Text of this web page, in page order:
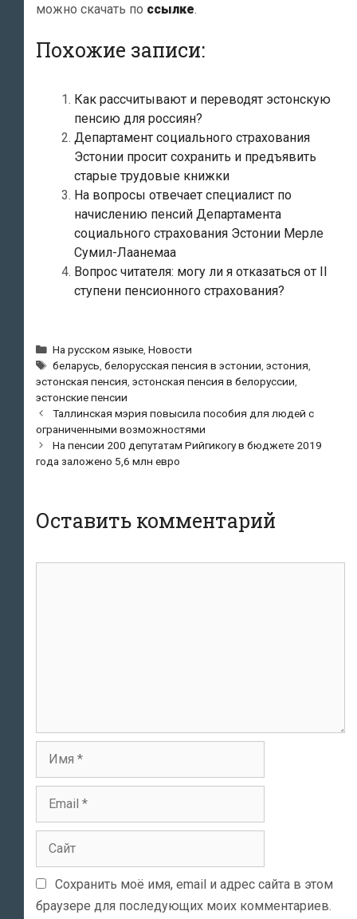
можно скачать по ссылке.
Похожие записи:
Как рассчитывают и переводят эстонскую
пенсию для россиян?
Департамент социального страхования
Эстонии просит сохранить и предъявить
старые трудовые книжки
На вопросы отвечает специалист по
начислению пенсий Департамента
социального страхования Эстонии Мерле
Сумил-Лаанемаа
Вопрос читателя: могу ли я отказаться от II
ступени пенсионного страхования?
Рубрики
На русском языке ,Новости
Метки
беларусь ,белорусская пенсия в эстонии ,эстония
эстонская пенсия эстонская пенсия в белоруссии
эстонские пенсии
Навигация
по
записям
Таллинская мэрия повысила пособия для людей с
ограниченными возможностями
На пенсии 200 депутатам Рийгикогу в бюджете 2019
года заложено 5,6 млн евро
Оставить комментарий
Сохранить моё имя, email и адрес сайта в этом
браузере для последующих моих комментариев.